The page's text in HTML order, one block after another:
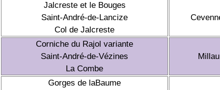
Jalcreste et le Bouges
Saint-André-de-Lancize
Col de Jalcreste
Corniche du Rajol variante
Saint-André-de-Vézines
La Combe
Millau
Gorges de laBaume